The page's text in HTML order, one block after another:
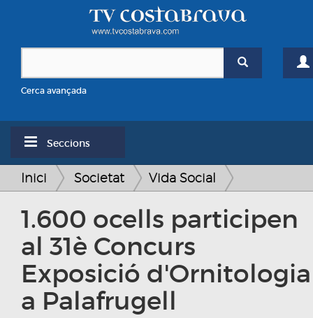
Cerca avançada
Seccions
Inici Societat Vida Social
1.600 ocells participen
al 31è Concurs
Exposició d'Ornitologia
a Palafrugell